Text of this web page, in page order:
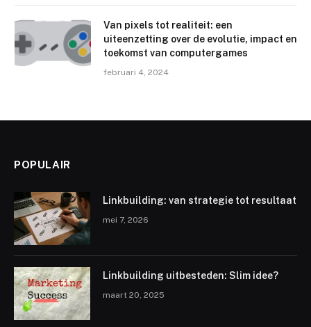
Van pixels tot realiteit: een
uiteenzetting over de evolutie, impact en
toekomst van computergames
februari 4, 2024
POPULAIR
Linkbuilding: van strategie tot resultaat
mei 7, 2026
Linkbuilding uitbesteden: Slim idee?
maart 20, 2025